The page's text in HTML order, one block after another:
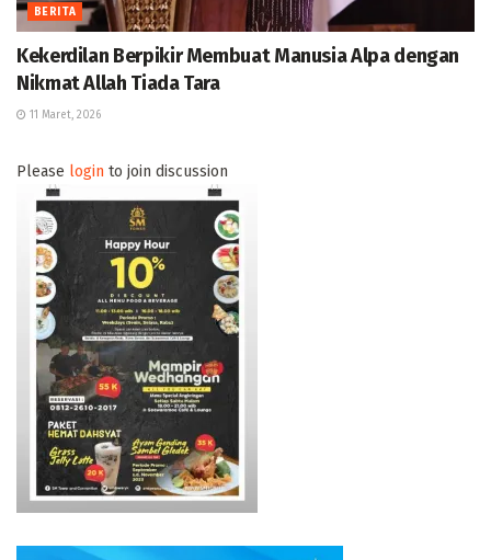
BERITA
Kekerdilan Berpikir Membuat Manusia Alpa dengan
Nikmat Allah Tiada Tara
11 Maret, 2026
Please login to join discussion